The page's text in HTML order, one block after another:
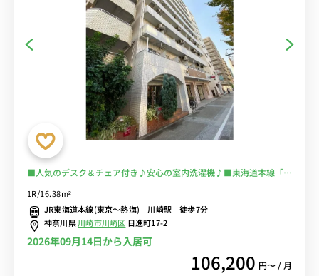
■人気のデスク＆チェア付き♪安心の室内洗濯機♪■東海道本線「川
崎駅」徒歩7分■選べるWi-Fi格安レンタル中！
1R/16.38m²
JR東海道本線(東京～熱海) 川崎駅 徒歩7分
神奈川県川崎市川崎区 日進町17-2
2026年09月14日から入居可
106,200 円〜 / 月